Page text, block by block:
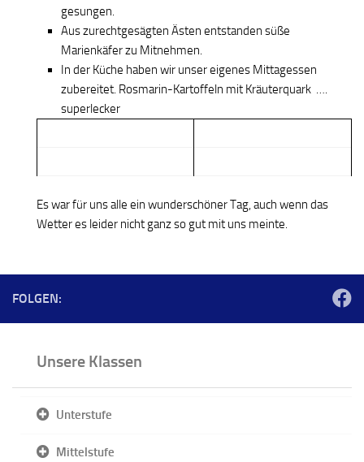
gesungen.
Aus zurechtgesägten Ästen entstanden süße
Marienkäfer zu Mitnehmen.
In der Küche haben wir unser eigenes Mittagessen
zubereitet. Rosmarin-Kartoffeln mit Kräuterquark ….
superlecker
Es war für uns alle ein wunderschöner Tag, auch wenn das
Wetter es leider nicht ganz so gut mit uns meinte.
FOLGEN:
Unsere Klassen
Unterstufe
Mittelstufe